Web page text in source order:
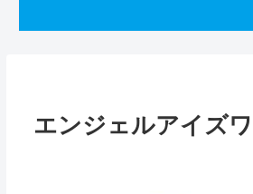
エンジェルアイズ